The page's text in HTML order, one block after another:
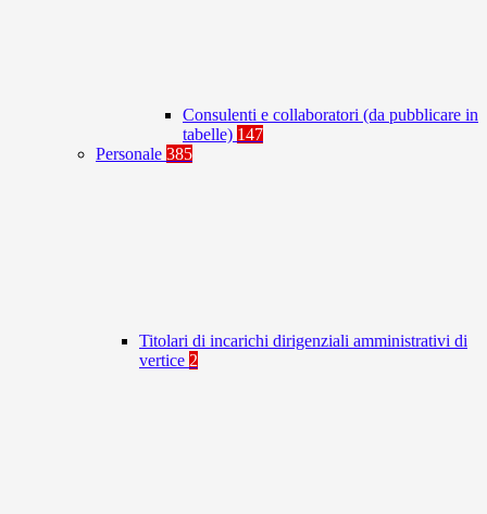
Consulenti e collaboratori (da pubblicare in
tabelle) 147
Personale 385
Titolari di incarichi dirigenziali amministrativi di
vertice 2